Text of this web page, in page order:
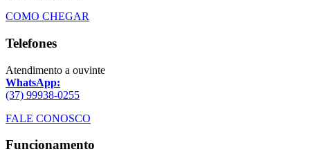
COMO CHEGAR
Telefones
Atendimento a ouvinte
WhatsApp:
(37) 99938-0255
FALE CONOSCO
Funcionamento